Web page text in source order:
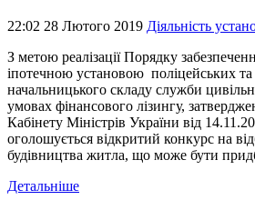
22:02 28 Лютого 2019 Діяльність
З метою реалізації Порядку
іпотечною установою поліцейських та
начальницького складу служби
умовах фінансового лізингу,
Кабінету Міністрів України від
оголошується відкритий конкурс на
будівництва житла, що може бути
Детальніше